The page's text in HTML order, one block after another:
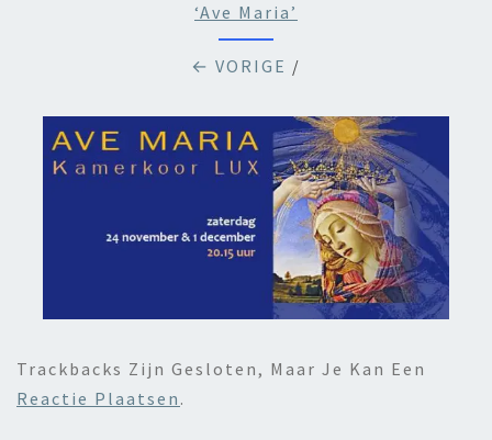
‘Ave Maria’
← VORIGE /
Trackbacks Zijn Gesloten, Maar Je Kan Een
Reactie Plaatsen .